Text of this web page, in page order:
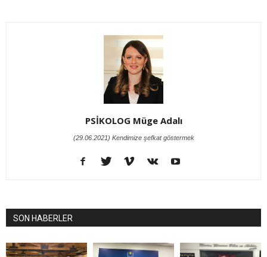
PSİKOLOG Müge Adalı
(29.06.2021) Kendimize şefkat göstermek
SON HABERLER